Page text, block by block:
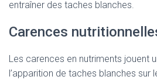
entraîner des taches blanches.
Carences
Les carences en nutriments jouent
l’apparition de taches blanches sur